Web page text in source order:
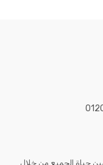
حياة الجميع من خلال